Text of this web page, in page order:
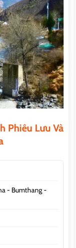
Phiêu Lưu Và
- Bumthang -